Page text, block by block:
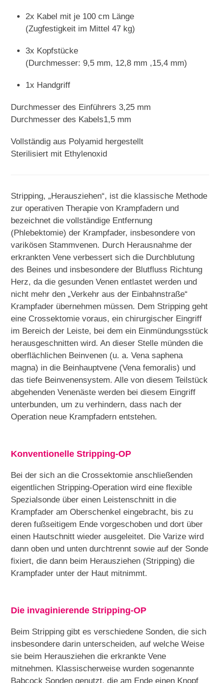
2x Kabel mit je 100 cm Länge
(Zugfestigkeit im Mittel 47 kg)
3x Kopfstücke
(Durchmesser: 9,5 mm, 12,8 mm ,15,4 mm)
1x Handgriff
Durchmesser des Einführers 3,25 mm
Durchmesser des Kabels1,5 mm
Vollständig aus Polyamid hergestellt
Sterilisiert mit Ethylenoxid
Stripping, „Herausziehen“, ist die klassische Methode
zur operativen Therapie von Krampfadern und
bezeichnet die vollständige Entfernung
(Phlebektomie) der Krampfader, insbesondere von
varikösen Stammvenen. Durch Herausnahme der
erkrankten Vene verbessert sich die Durchblutung
des Beines und insbesondere der Blutfluss Richtung
Herz, da die gesunden Venen entlastet werden und
nicht mehr den „Verkehr aus der Einbahnstraße“
Krampfader übernehmen müssen. Dem Stripping geht
eine Crossektomie voraus, ein chirurgischer Eingriff
im Bereich der Leiste, bei dem ein Einmündungsstück
herausgeschnitten wird. An dieser Stelle münden die
oberflächlichen Beinvenen (u. a. Vena saphena
magna) in die Beinhauptvene (Vena femoralis) und
das tiefe Beinvenensystem. Alle von diesem Teilstück
abgehenden Venenäste werden bei diesem Eingriff
unterbunden, um zu verhindern, dass nach der
Operation neue Krampfadern entstehen.
Konventionelle Stripping-OP
Bei der sich an die Crossektomie anschließenden
eigentlichen Stripping-Operation wird eine flexible
Spezialsonde über einen Leistenschnitt in die
Krampfader am Oberschenkel eingebracht, bis zu
deren fußseitigem Ende vorgeschoben und dort über
einen Hautschnitt wieder ausgeleitet. Die Varize wird
dann oben und unten durchtrennt sowie auf der Sonde
fixiert, die dann beim Herausziehen (Stripping) die
Krampfader unter der Haut mitnimmt.
Die invaginierende Stripping-OP
Beim Stripping gibt es verschiedene Sonden, die sich
insbesondere darin unterscheiden, auf welche Weise
sie beim Herausziehen die erkrankte Vene
mitnehmen. Klassischerweise wurden sogenannte
Babcock Sonden genutzt, die am Ende einen Knopf